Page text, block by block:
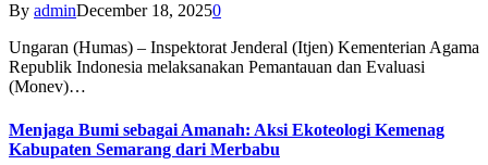
By adminDecember 18, 20250
Ungaran (Humas) – Inspektorat Jenderal (Itjen) Kementerian Agama
Republik Indonesia melaksanakan Pemantauan dan Evaluasi
(Monev)…
Menjaga Bumi sebagai Amanah: Aksi Ekoteologi Kemenag
Kabupaten Semarang dari Merbabu